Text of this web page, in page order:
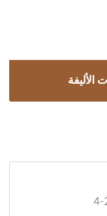
الأليفة